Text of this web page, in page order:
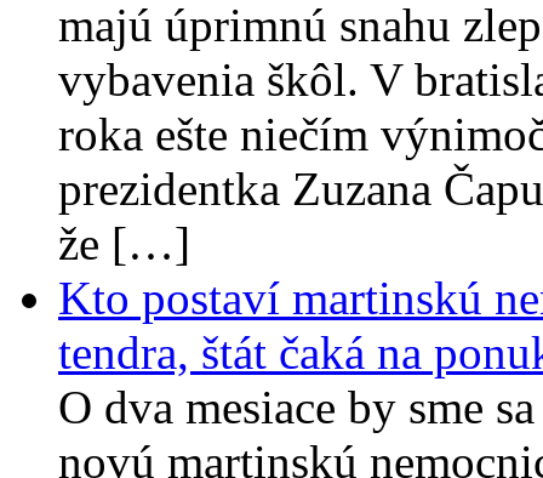
majú úprimnú snahu
vybavenia škôl. V
roka ešte niečím
prezidentka Zuzana
že […]
Kto postaví martinskú
tendra, štát čaká na
O dva mesiace by sme
novú martinskú